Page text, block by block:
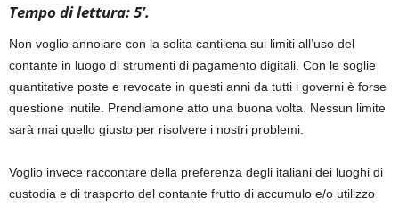
Tempo di lettura: 5’.
Non voglio annoiare con la solita cantilena sui limiti all’uso del
contante in luogo di strumenti di pagamento digitali. Con le soglie
quantitative poste e revocate in questi anni da tutti i governi è forse
questione inutile. Prendiamone atto una buona volta. Nessun limite
sarà mai quello giusto per risolvere i nostri problemi.
Voglio invece raccontare della preferenza degli italiani dei luoghi di
custodia e di trasporto del contante frutto di accumulo e/o utilizzo